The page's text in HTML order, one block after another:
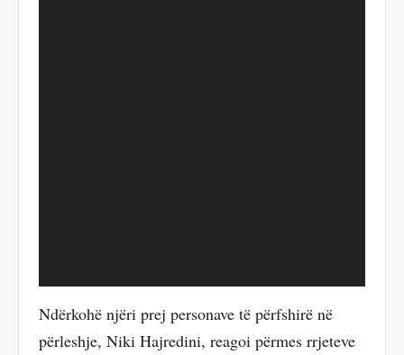
Ndërkohë njëri prej personave të përfshirë në
përleshje, Niki Hajredini, reagoi përmes rrjeteve